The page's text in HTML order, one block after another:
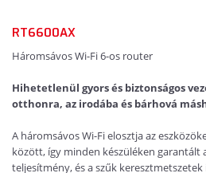
RT6600AX
Háromsávos Wi-Fi 6-os router
Hihetetlenül gyors és biztonságos
otthonra, az irodába és bárhová
A háromsávos Wi-Fi elosztja az
között, így minden készüléken garantált
teljesítmény, és a szűk